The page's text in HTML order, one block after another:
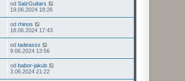
od SalzGuitars
19.06.2024 18:26
od rhinos
18.06.2024 17:43
od tadeasss
9.06.2024 13:56
od babor-jakub
3.06.2024 21:22